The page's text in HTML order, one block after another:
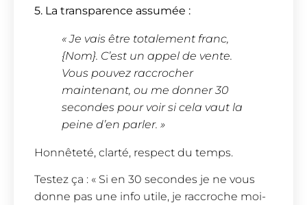
5. La transparence assumée :
« Je vais être totalement franc,
{Nom}. C’est un appel de vente.
Vous pouvez raccrocher
maintenant, ou me donner 30
secondes pour voir si cela vaut la
peine d’en parler. »
Honnêteté, clarté, respect du temps.
Testez ça : « Si en 30 secondes je ne vous
donne pas une info utile, je raccroche moi-